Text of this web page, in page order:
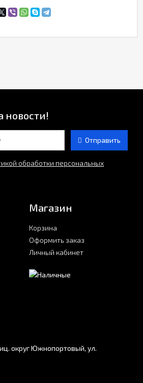
новости!
Отправить
обработки персональных
Магазин
Корзина
Оформить заказ
Личный кабинет
округ Южнопортовый, ул.